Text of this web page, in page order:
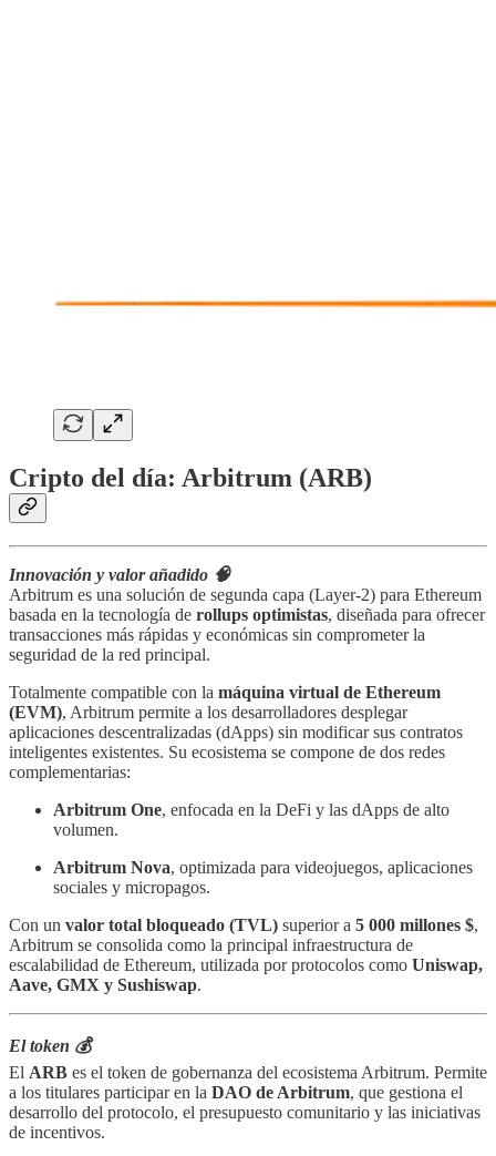
Cripto del día: Arbitrum (ARB)
Innovación y valor añadido 🧠
Arbitrum es una solución de segunda capa (Layer-2) para Ethereum
basada en la tecnología de rollups optimistas, diseñada para ofrecer
transacciones más rápidas y económicas sin comprometer la
seguridad de la red principal.
Totalmente compatible con la máquina virtual de Ethereum
(EVM), Arbitrum permite a los desarrolladores desplegar
aplicaciones descentralizadas (dApps) sin modificar sus contratos
inteligentes existentes. Su ecosistema se compone de dos redes
complementarias:
Arbitrum One, enfocada en la DeFi y las dApps de alto
volumen.
Arbitrum Nova, optimizada para videojuegos, aplicaciones
sociales y micropagos.
Con un valor total bloqueado (TVL) superior a 5 000 millones $,
Arbitrum se consolida como la principal infraestructura de
escalabilidad de Ethereum, utilizada por protocolos como Uniswap,
Aave, GMX y Sushiswap.
El token 💰
El ARB es el token de gobernanza del ecosistema Arbitrum. Permite
a los titulares participar en la DAO de Arbitrum, que gestiona el
desarrollo del protocolo, el presupuesto comunitario y las iniciativas
de incentivos.